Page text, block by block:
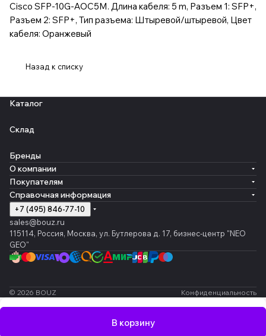
Cisco SFP-10G-AOC5M. Длина кабеля: 5 m, Разъем 1: SFP+,
Разъем 2: SFP+, Тип разъема: Штыревой/штыревой, Цвет
кабеля: Оранжевый
Назад к списку
В корзину
Каталог
Склад
Бренды
О компании
Покупателям
Справочная информация
+7 (495) 846-77-10
sales@bouz.ru
115114, Россия, Москва, ул. Бутлерова д. 17, бизнес-центр "NEO
GEO"
© 2026 BOUZ Конфиденциальность